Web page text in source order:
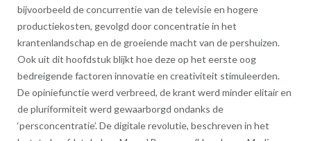
bijvoorbeeld de concurrentie van de televisie en hogere
productiekosten, gevolgd door concentratie in het
krantenlandschap en de groeiende macht van de pershuizen.
Ook uit dit hoofdstuk blijkt hoe deze op het eerste oog
bedreigende factoren innovatie en creativiteit stimuleerden.
De opiniefunctie werd verbreed, de krant werd minder elitair en
de pluriformiteit werd gewaarborgd ondanks de
‘persconcentratie’. De digitale revolutie, beschreven in het